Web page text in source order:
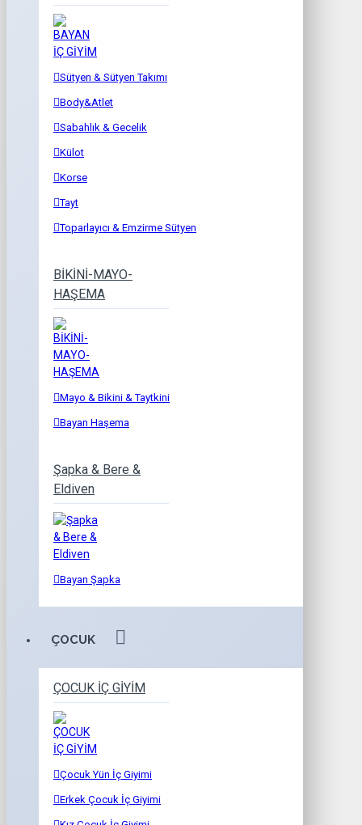
Sütyen & Sütyen Takımı
Body&Atlet
Sabahlık & Gecelik
Külot
Korse
Tayt
Toparlayıcı & Emzirme Sütyen
BİKİNİ-MAYO-
HAŞEMA
Mayo & Bikini & Taytkini
Bayan Haşema
Şapka & Bere &
Eldiven
Bayan Şapka
ÇOCUK
ÇOCUK İÇ GİYİM
Çocuk Yün İç Giyimi
Erkek Çocuk İç Giyimi